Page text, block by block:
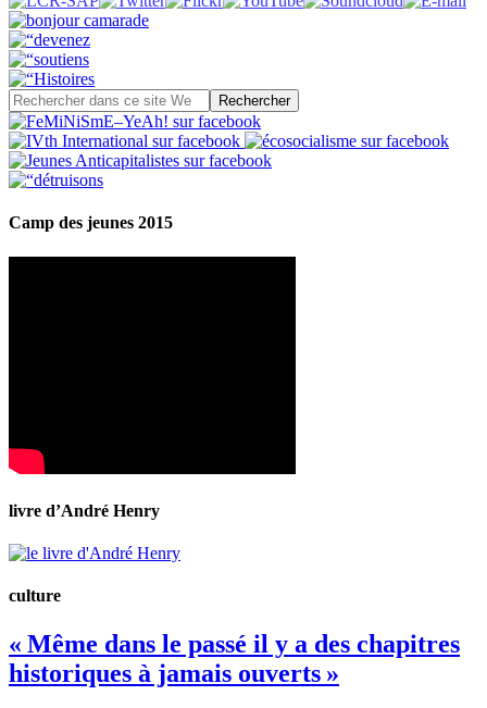
Camp des jeunes 2015
livre d’André Henry
culture
« Même dans le passé il y a des chapitres
historiques à jamais ouverts »